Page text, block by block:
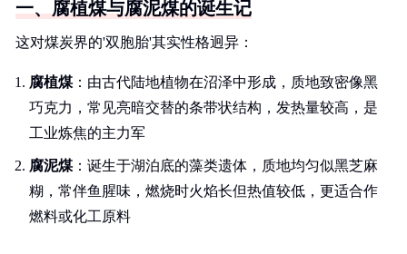
一、腐植煤与腐泥煤的诞生记
这对煤炭界的'双胞胎'其实性格迥异：
腐植煤：由古代陆地植物在沼泽中形成，质地致密像黑
巧克力，常见亮暗交替的条带状结构，发热量较高，是
工业炼焦的主力军
腐泥煤：诞生于湖泊底的藻类遗体，质地均匀似黑芝麻
糊，常伴鱼腥味，燃烧时火焰长但热值较低，更适合作
燃料或化工原料